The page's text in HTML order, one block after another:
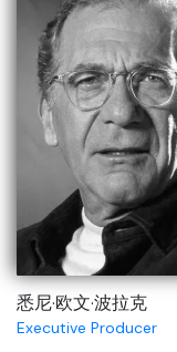
悉尼·欧文·波拉克
Executive Producer